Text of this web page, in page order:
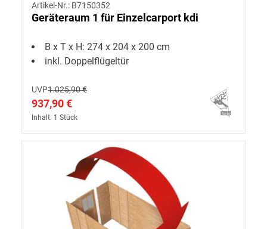
Artikel-Nr.: B7150352
Geräteraum 1 für Einzelcarport kdi
B x T x H: 274 x 204 x 200 cm
inkl. Doppelflügeltür
UVP1.025,90 €
937,90 €
Inhalt: 1 Stück